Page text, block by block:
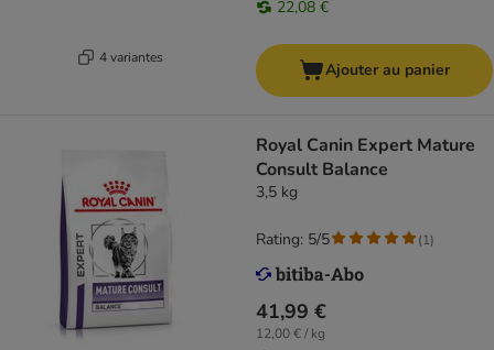
4 variantes
22,08 €
Ajouter au panier
Royal Canin Expert Mature
Consult Balance
3,5 kg
41,99 €
12,00 € / kg
Rating: 5/5 (1)